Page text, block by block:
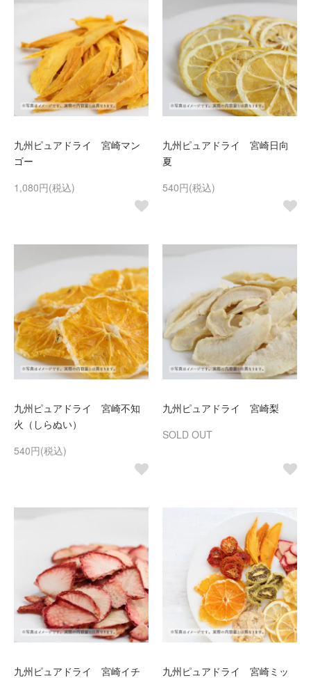
九州ピュアドライ 宮崎マン
ゴー
1,080円(税込)
九州ピュアドライ 宮崎日向
夏
540円(税込)
九州ピュアドライ 宮崎不知
火（しらぬい）
540円(税込)
九州ピュアドライ 宮崎梨
SOLD OUT
九州ピュアドライ 宮崎イチ 九州ピュアドライ 宮崎ミッ